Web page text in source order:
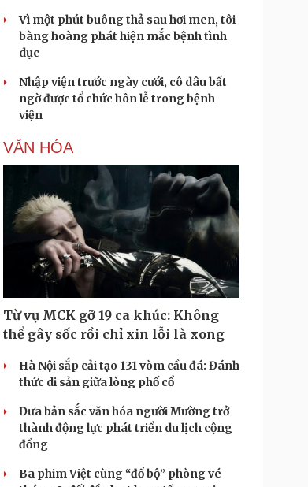
Vì một phút buông thả sau hơi men, tôi
bàng hoàng phát hiện mắc bệnh tình
dục
Nhập viện trước ngày cưới, cô dâu bất
ngờ được tổ chức hôn lễ trong bệnh
viện
VĂN HÓA
Từ vụ MCK gỡ 19 ca khúc: Không
thể gây sốc rồi chỉ xin lỗi là xong
Hà Nội sắp cải tạo 131 vòm cầu đá: Đánh
thức di sản giữa lòng phố cổ
Đưa bản sắc văn hóa người Mường trở
thành động lực phát triển du lịch cộng
đồng
Ba phim Việt cùng “đổ bộ” phòng vé